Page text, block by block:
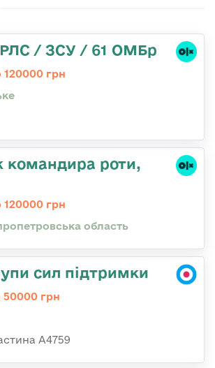
/ ЗСУ / 61 ОМБр
120000 грн
командира роти,
120000 грн
область
сил підтримки
50000 грн
А4759